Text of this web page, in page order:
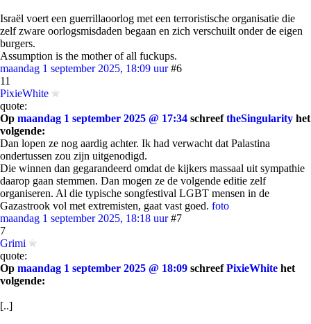
Israël voert een guerrillaoorlog met een terroristische organisatie die
zelf zware oorlogsmisdaden begaan en zich verschuilt onder de eigen
burgers.
Assumption is the mother of all fuckups.
maandag 1 september 2025, 18:09 uur #6
11
PixieWhite
quote:
Op maandag 1 september 2025 @ 17:34 schreeftheSingularity het
volgende:
Dan lopen ze nog aardig achter. Ik had verwacht dat Palastina
ondertussen zou zijn uitgenodigd.
Die winnen dan gegarandeerd omdat de kijkers massaal uit sympathie
daarop gaan stemmen. Dan mogen ze de volgende editie zelf
organiseren. Al die typische songfestival LGBT mensen in de
Gazastrook vol met extremisten, gaat vast goed. foto
maandag 1 september 2025, 18:18 uur #7
7
Grimi
quote:
Op maandag 1 september 2025 @ 18:09 schreefPixieWhite het
volgende:
[..]